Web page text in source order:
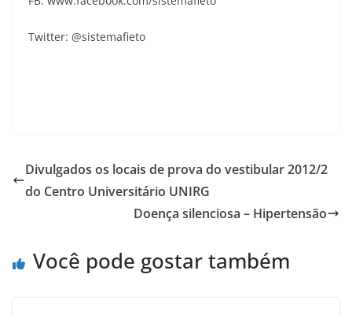
Twitter: @sistemafieto
Divulgados os locais de prova do vestibular 2012/2
do Centro Universitário UNIRG
Doença silenciosa – Hipertensão
Você pode gostar também